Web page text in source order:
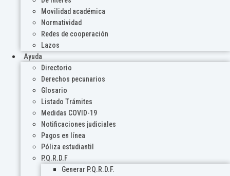
Movilidad académica
Normatividad
Redes de cooperación
Lazos
Ayuda
Directorio
Derechos pecunarios
Glosario
Listado Trámites
Medidas COVID-19
Notificaciones judiciales
Pagos en línea
Póliza estudiantil
P.Q.R.D.F
Generar P.Q.R.D.F.